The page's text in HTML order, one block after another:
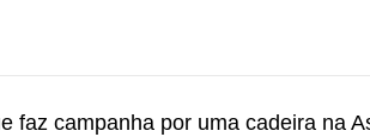
faz campanha por uma cadeira na